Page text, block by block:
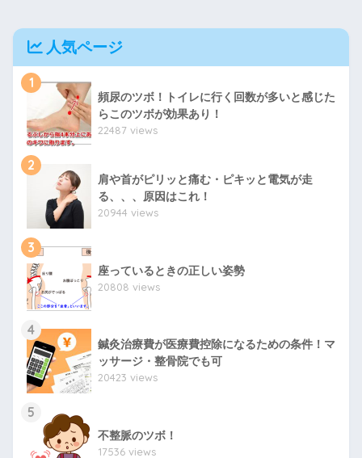
人気ページ
1
頻尿のツボ！トイレに行く回数が多いと感じた
らこのツボが効果あり！
22487 views
2
肩や首がピリッと痛む・ピキッと電気が走
る、、、原因はこれ！
20944 views
3
座っているときの正しい姿勢
20808 views
4
鍼灸治療費が医療費控除になるための条件！マ
ッサージ・整骨院でも可
20423 views
5
不整脈のツボ！
17536 views